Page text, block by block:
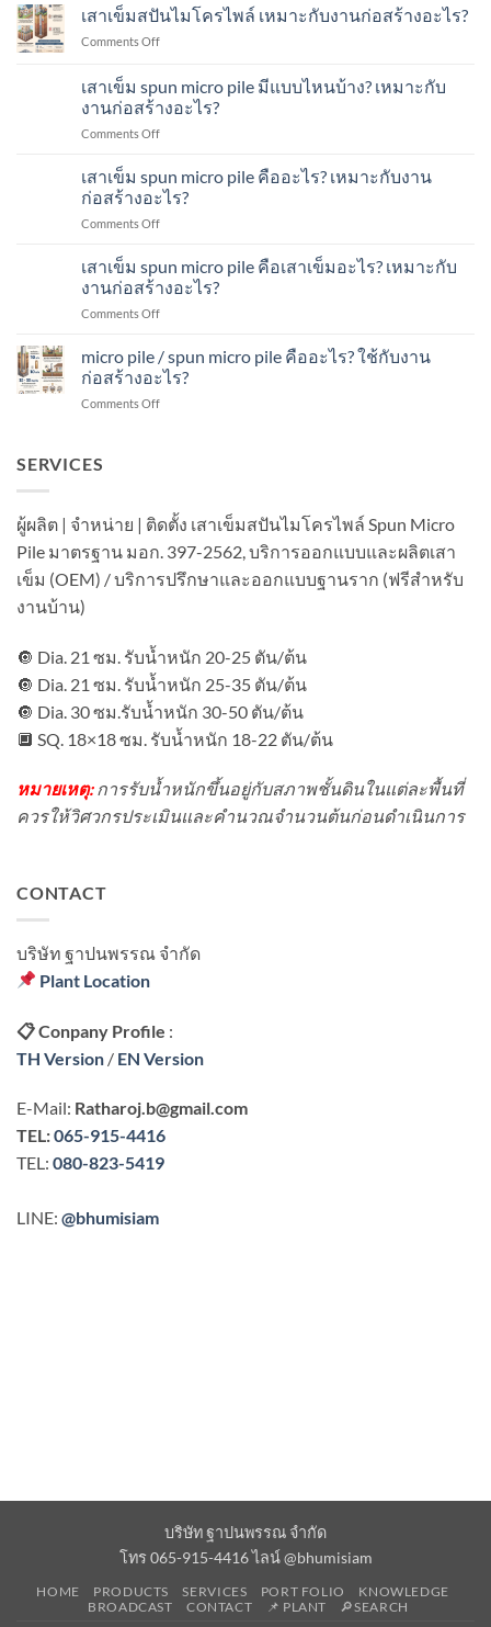
เสาเข็มสปันไมโครไพล์ เหมาะกับงานก่อสร้างอะไร?
Comments Offon
ส
ปัน
ไมโคร
กับ
งาน
ก่อสร้าง
เสาเข็ม spun micro pile มีแบบไหนบ้าง? เหมาะกับ
งานก่อสร้างอะไร?
Comments Offon
spun
micro
pile
แบบ
ไหน
งาน
ก่อสร้าง
เสาเข็ม spun micro pile คืออะไร? เหมาะกับงาน
ก่อสร้างอะไร?
Comments Offon
micro
pile
อะไร?
เหมาะ
เสาเข็ม spun micro pile คือเสาเข็มอะไร? เหมาะกับ
งานก่อสร้างอะไร?
Comments Offon
เข็ม
spun
micro
pile
กับ
ก่อสร้าง
อะไร?
micro pile / spun micro pile คืออะไร? ใช้กับงาน
ก่อสร้างอะไร?
Comments Offon
pile
คือ
อะไร?
กับ
SERVICES
ผู้ผลิต | จำหน่าย | ติดตั้ง เสาเข็มสปันไมโครไพล์ Spun Micro
Pile มาตรฐาน มอก. 397-2562, บริการออกแบบและผลิตเสา
เข็ม (OEM) / บริการปรึกษาและออกแบบฐานราก (ฟรีสำหรับ
งานบ้าน)
🔘 Dia. 21 ซม. รับน้ำหนัก 20-25 ตัน/ต้น
🔘 Dia. 21 ซม. รับน้ำหนัก 25-35 ตัน/ต้น
🔘 Dia. 30 ซม.รับน้ำหนัก 30-50 ตัน/ต้น
🔲 SQ. 18×18 ซม. รับน้ำหนัก 18-22 ตัน/ต้น
หมายเหตุ: การรับน้ำหนักขึ้นอยู่กับสภาพชั้นดินในแต่ละพื้นที่
ควรให้วิศวกรประเมินและคำนวณจำนวนต้นก่อนดำเนินการ
CONTACT
บริษัท ฐาปนพรรณ จํากัด
Plant Location
📋Conpany Profile :
TH Version / EN Version
E-Mail: Ratharoj.b@gmail.com
TEL:065-915-4416
TEL: 080-823-5419
LINE: @bhumisiam
บริษัท ฐาปนพรรณ จำกัด
โทร 065-915-4416 ไลน์ @bhumisiam
HOME PRODUCTS SERVICES PORT FOLIO
KNOWLEDGE
BROADCAST
CONTACT 📌 PLANT 🔎SEARCH